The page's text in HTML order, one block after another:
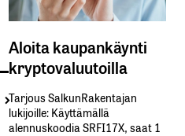
Aloita kaupankäynti
kryptovaluutoilla
Tarjous SalkunRakentajan
lukijoille: Käyttämällä​ ​
alennuskoodia​ ​SRFI17X,​ ​saat​ ​1